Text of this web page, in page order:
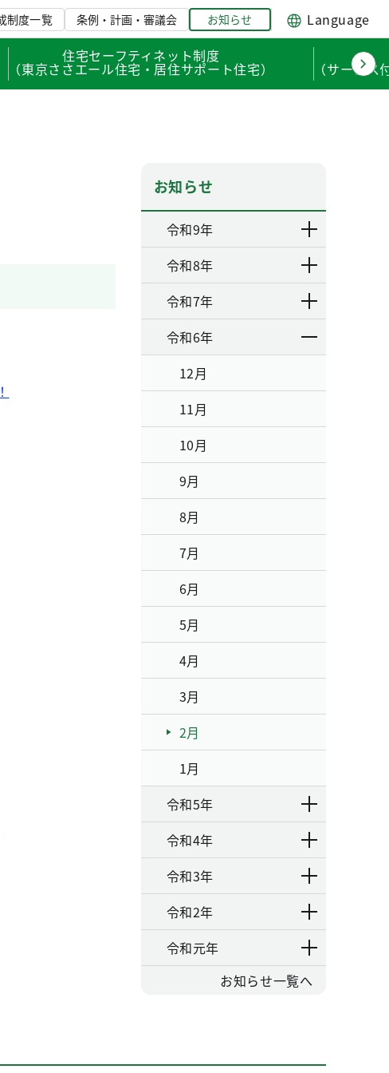
制度一覧 条例・計画・審議会 お知らせ
Language
住宅セーフティネット制度
（東京ささエール住宅・居住サポート住宅） （サービ
お知らせ
令和9年
令和8年
令和7年
令和6年
12月
11月
10月
9月
8月
7月
6月
5月
4月
3月
2月
1月
令和5年
令和4年
令和3年
令和2年
令和元年
お知らせ一覧へ